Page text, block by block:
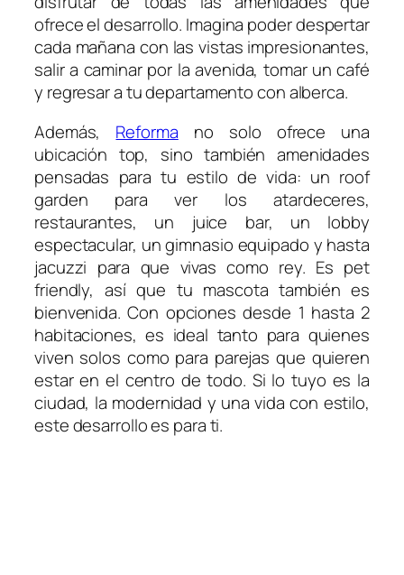
ofrece el desarrollo. Imagina poder despertar
cada mañana con las vistas impresionantes,
salir a caminar por la avenida, tomar un café
y regresar a tu departamento con alberca.
Además, Reforma no solo ofrece una
ubicación top, sino también amenidades
pensadas para tu estilo de vida: un roof
garden para ver los atardeceres,
restaurantes, un juice bar, un lobby
espectacular, un gimnasio equipado y hasta
jacuzzi para que vivas como rey. Es pet
friendly, así que tu mascota también es
bienvenida. Con opciones desde 1 hasta 2
habitaciones, es ideal tanto para quienes
viven solos como para parejas que quieren
estar en el centro de todo. Si lo tuyo es la
ciudad, la modernidad y una vida con estilo,
este desarrollo es para ti.